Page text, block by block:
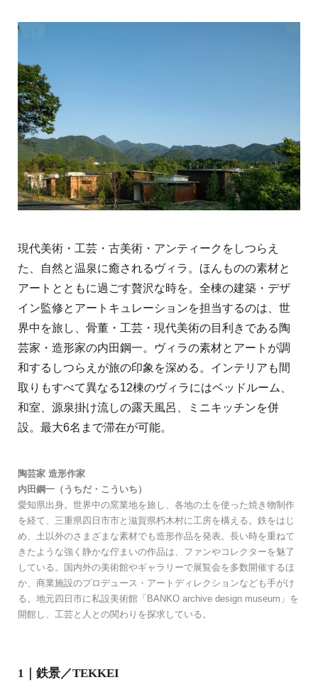
現代美術・工芸・古美術・アンティークをしつらえ
た、自然と温泉に癒されるヴィラ。ほんものの素材と
アートとともに過ごす贅沢な時を。全棟の建築・デザ
イン監修とアートキュレーションを担当するのは、世
界中を旅し、骨董・工芸・現代美術の目利きである陶
芸家・造形家の内田鋼一。ヴィラの素材とアートが調
和するしつらえが旅の印象を深める。インテリアも間
取りもすべて異なる12棟のヴィラにはベッドルーム、
和室、源泉掛け流しの露天風呂、ミニキッチンを併
設。最大6名まで滞在が可能。
陶芸家 造形作家
内田鋼一（うちだ・こういち）
愛知県出身。世界中の窯業地を旅し、各地の土を使った焼き物制作
を経て、三重県四日市市と滋賀県朽木村に工房を構える。鉄をはじ
め、土以外のさまざまな素材でも造形作品を発表。長い時を重ねて
きたような強く静かな佇まいの作品は、ファンやコレクターを魅了
している。国内外の美術館やギャラリーで展覧会を多数開催するほ
か、商業施設のプロデュース・アートディレクションなども手がけ
る。地元四日市に私設美術館「BANKO archive design museum」を
開館し、工芸と人との関わりを探求している。
1｜鉄景／TEKKEI